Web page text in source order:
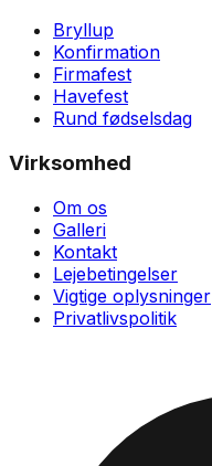
Bryllup
Konfirmation
Firmafest
Havefest
Rund fødselsdag
Virksomhed
Om os
Galleri
Kontakt
Lejebetingelser
Vigtige oplysninger
Privatlivspolitik